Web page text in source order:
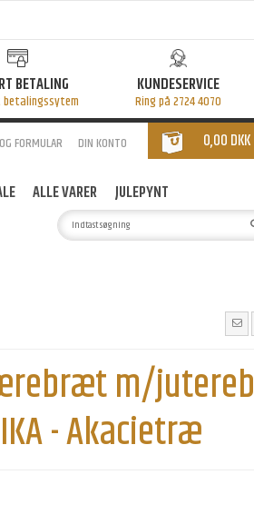
BETALING
betalingssytem
KUNDESERVICE
Ring på 2724 4070
FORMULAR DIN KONTO 0,00 DKK
ALLE VARER JULEPYNT
m/jutereb
- Akacietræ